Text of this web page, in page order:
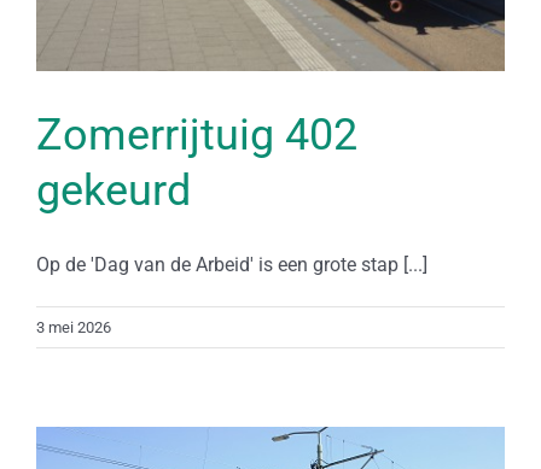
Zomerrijtuig 402
gekeurd
Op de 'Dag van de Arbeid' is een grote stap [...]
3 mei 2026